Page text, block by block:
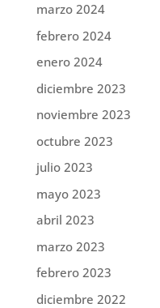
marzo 2024
febrero 2024
enero 2024
diciembre 2023
noviembre 2023
octubre 2023
julio 2023
mayo 2023
abril 2023
marzo 2023
febrero 2023
diciembre 2022